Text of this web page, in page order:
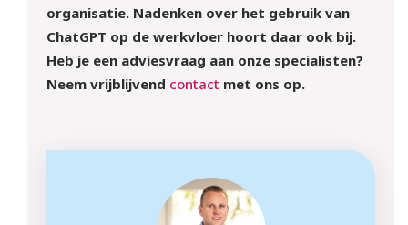
organisatie. Nadenken over het gebruik van
ChatGPT op de werkvloer hoort daar ook bij.
Heb je een adviesvraag aan onze specialisten?
Neem vrijblijvend contact met ons op.